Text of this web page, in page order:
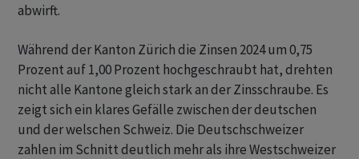
abwirft.
Während der Kanton Zürich die Zinsen 2024 um 0,75
Prozent auf 1,00 Prozent hochgeschraubt hat, drehten
nicht alle Kantone gleich stark an der Zinsschraube. Es
zeigt sich ein klares Gefälle zwischen der deutschen
und der welschen Schweiz. Die Deutschschweizer
zahlen im Schnitt deutlich mehr als ihre Westschweizer